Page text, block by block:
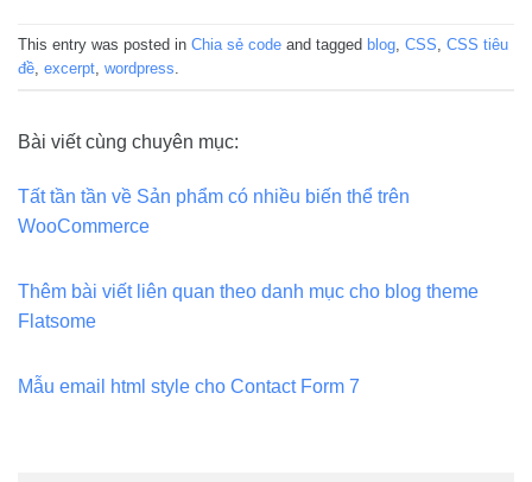
This entry was posted in Chia sẻ code and tagged blog CSS CSS tiêu
đề excerpt wordpress
Bài viết cùng chuyên mục:
Tất tần tần về Sản phẩm có nhiều biến thể trên
WooCommerce
Thêm bài viết liên quan theo danh mục cho blog theme
Flatsome
Mẫu email html style cho Contact Form 7